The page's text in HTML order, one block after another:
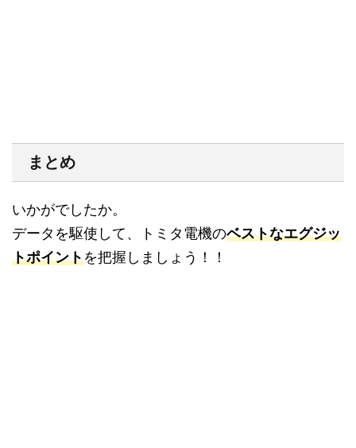
まとめ
いかがでしたか。
データを駆使して、トミタ電機のベストなエグジッ
トポイントを把握しましょう！！